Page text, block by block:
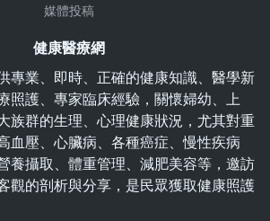
媒體投稿
健康醫療網
專業、即時、正確的健康知識、醫學新
照護、專家臨床經驗，關懷婦幼、上
族群的生理、心理健康狀況，尤其對重
血壓、心臟病、各種癌症、慢性疾病
養攝取、體重管理、減肥美容等，邀訪
觀的剖析與分享，是民眾獲取健康照護